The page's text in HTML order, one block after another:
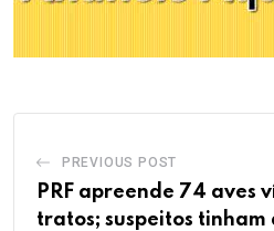
PREVIOUS POST
PRF apreende 74 aves
tratos; suspeitos tinham